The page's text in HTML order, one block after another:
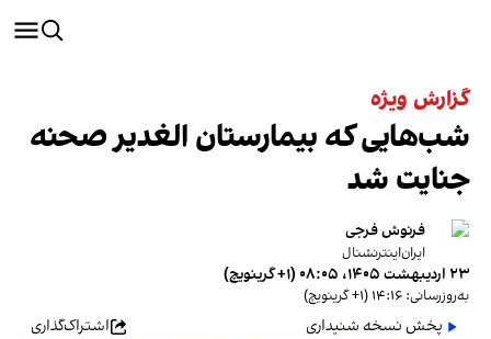
گزارش ویژه
شب‌هایی که بیمارستان الغدیر صحنه
جنایت شد
فرنوش فرجی
ایران‌اینترنشنال
۲۳ اردیبهشت ۱۴۰۵، ۰۸:۰۵ (‎+۱ گرینویچ)
به‌روزرسانی: ۱۴:۱۶ (‎+۱ گرینویچ)
پخش نسخه شنیداری اشتراک‌گذاری